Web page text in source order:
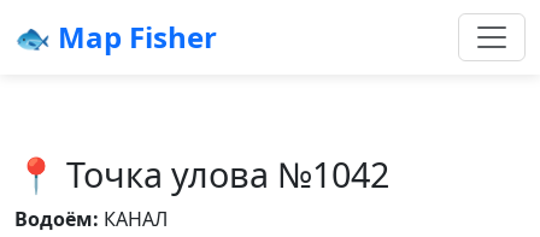
🐟 Map Fisher
📍 Точка улова №1042
Водоём: КАНАЛ